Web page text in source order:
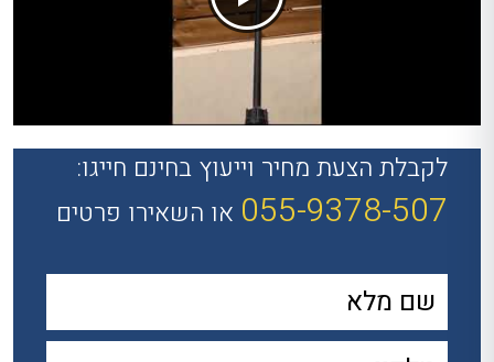
לקבלת הצעת מחיר וייעוץ בחינם חייגו:
055-9378-507 או השאירו פרטים